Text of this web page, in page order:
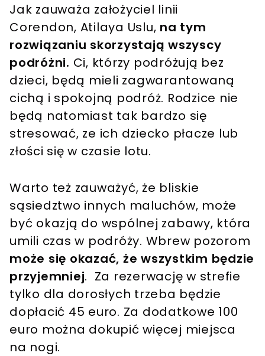
Jak zauważa założyciel linii
Corendon, Atilaya Uslu, na tym
rozwiązaniu skorzystają wszyscy
podróżni. Ci, którzy podróżują bez
dzieci, będą mieli zagwarantowaną
cichą i spokojną podróż. Rodzice nie
będą natomiast tak bardzo się
stresować, ze ich dziecko płacze lub
złości się w czasie lotu.
Warto też zauważyć, że bliskie
sąsiedztwo innych maluchów, może
być okazją do wspólnej zabawy, która
umili czas w podróży. Wbrew pozorom
może się okazać, że wszystkim będzie
przyjemniej. Za rezerwację w strefie
tylko dla dorosłych trzeba będzie
dopłacić 45 euro. Za dodatkowe 100
euro można dokupić więcej miejsca
na nogi.